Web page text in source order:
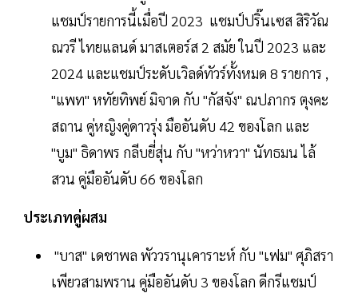
แชมป์รายการนี้เมื่อปี 2023 แชมป์ปริ๊นเซส สิริวัณ
ณวรี ไทยแลนด์ มาสเตอร์ส 2 สมัย ในปี 2023 และ
2024 และแชมป์ระดับเวิลด์ทัวร์ทั้งหมด 8 รายการ ,
"แพท" หทัยทิพย์ มิจาด กับ "กัสจัง" ณปภากร ตุงคะ
สถาน คู่หญิงคู่ดาวรุ่ง มืออันดับ 42 ของโลก และ
"บูม" ธิดาพร กลีบยี่สุ่น กับ "หว่าหวา" นัทธมน ไล้
สวน คู่มืออันดับ 66 ของโลก
ประเภทคู่ผสม
"บาส" เดชาพล พัววรานุเคาราะห์ กับ "เฟม" ศุภิสรา
เพียวสามพราน คู่มืออันดับ 3 ของโลก ดีกรีแชมป์